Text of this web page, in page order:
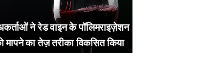
ने रेड वाइन के पॉलिमराइज़ेशन
मापने का तेज़ तरीका विकसित किया